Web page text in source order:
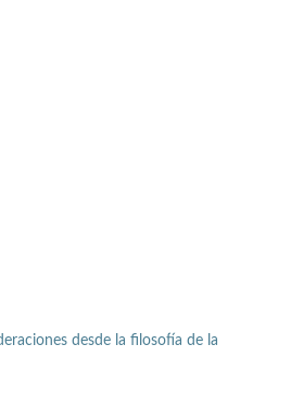
desde la filosofía de la